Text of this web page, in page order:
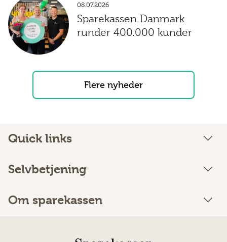
08.07.2026
Sparekassen Danmark
runder 400.000 kunder
Flere nyheder
Quick links
Selvbetjening
Om sparekassen